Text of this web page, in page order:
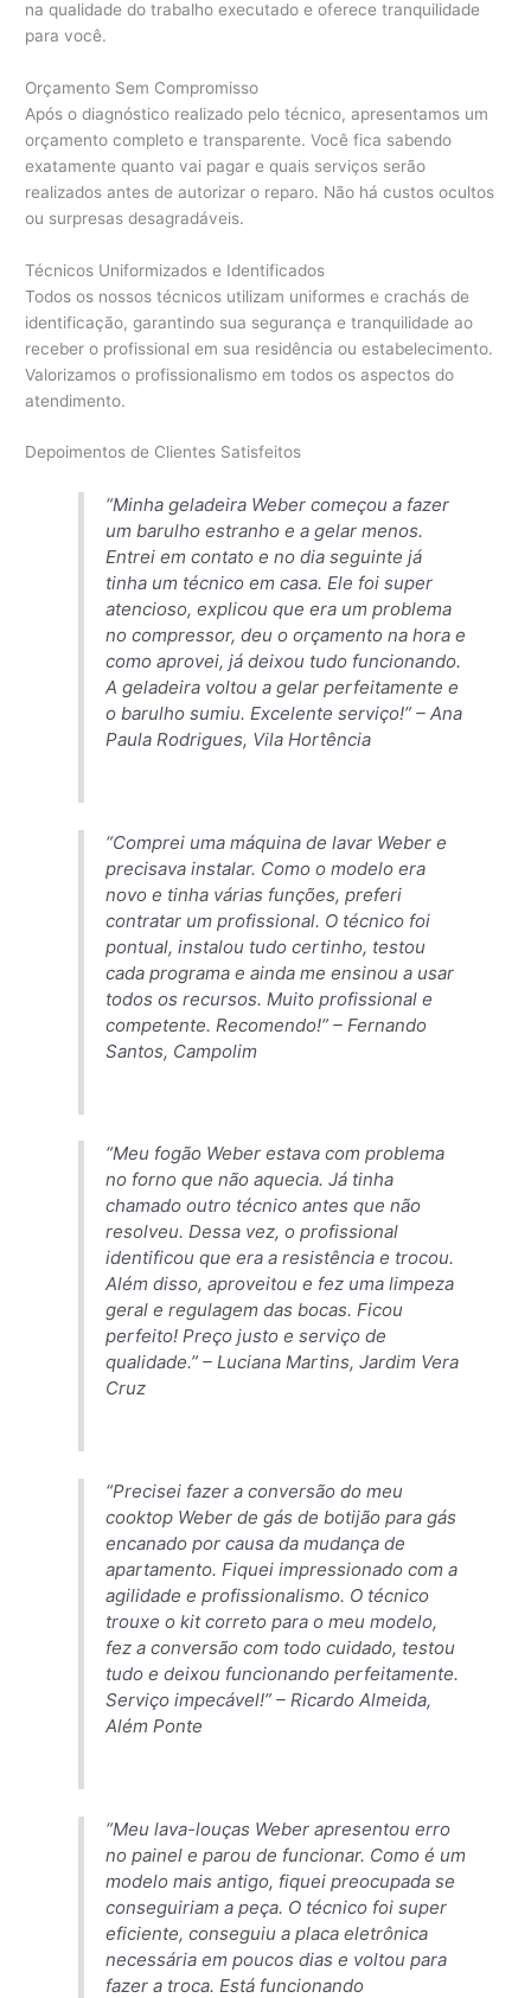
na qualidade do trabalho executado e oferece tranquilidade
para você.
Orçamento Sem Compromisso
Após o diagnóstico realizado pelo técnico, apresentamos um
orçamento completo e transparente. Você fica sabendo
exatamente quanto vai pagar e quais serviços serão
realizados antes de autorizar o reparo. Não há custos ocultos
ou surpresas desagradáveis.
Técnicos Uniformizados e Identificados
Todos os nossos técnicos utilizam uniformes e crachás de
identificação, garantindo sua segurança e tranquilidade ao
receber o profissional em sua residência ou estabelecimento.
Valorizamos o profissionalismo em todos os aspectos do
atendimento.
Depoimentos de Clientes Satisfeitos
“Minha geladeira Weber começou a fazer
um barulho estranho e a gelar menos.
Entrei em contato e no dia seguinte já
tinha um técnico em casa. Ele foi super
atencioso, explicou que era um problema
no compressor, deu o orçamento na hora e
como aprovei, já deixou tudo funcionando.
A geladeira voltou a gelar perfeitamente e
o barulho sumiu. Excelente serviço!” –Ana
Paula Rodrigues, Vila Hortência
“Comprei uma máquina de lavar Weber e
precisava instalar. Como o modelo era
novo e tinha várias funções, preferi
contratar um profissional. O técnico foi
pontual, instalou tudo certinho, testou
cada programa e ainda me ensinou a usar
todos os recursos. Muito profissional e
competente. Recomendo!” – Fernando
Santos, Campolim
“Meu fogão Weber estava com problema
no forno que não aquecia. Já tinha
chamado outro técnico antes que não
resolveu. Dessa vez, o profissional
identificou que era a resistência e trocou.
Além disso, aproveitou e fez uma limpeza
geral e regulagem das bocas. Ficou
perfeito! Preço justo e serviço de
qualidade.” –Luciana Martins, Jardim Vera
Cruz
“Precisei fazer a conversão do meu
cooktop Weber de gás de botijão para gás
encanado por causa da mudança de
apartamento. Fiquei impressionado com a
agilidade e profissionalismo. O técnico
trouxe o kit correto para o meu modelo,
fez a conversão com todo cuidado, testou
tudo e deixou funcionando perfeitamente.
Serviço impecável!” –Ricardo Almeida,
Além Ponte
“Meu lava-louças Weber apresentou erro
no painel e parou de funcionar. Como é um
modelo mais antigo, fiquei preocupada se
conseguiriam a peça. O técnico foi super
eficiente, conseguiu a placa eletrônica
necessária em poucos dias e voltou para
fazer a troca. Está funcionando